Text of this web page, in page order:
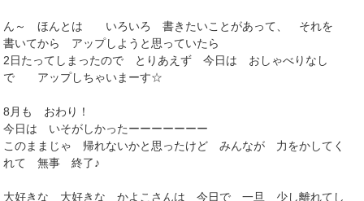
ん～ ほんとは いろいろ 書きたいことがあって、 それを
書いてから アップしようと思っていたら
2日たってしまったので とりあえず 今日は おしゃべりなし
で アップしちゃいまーす☆
8月も おわり！
今日は いそがしかったーーーーーーー
このままじゃ 帰れないかと思ったけど みんなが 力をかしてく
れて 無事 終了♪
大好きな 大好きな かよこさんは 今日で 一旦 少し離れてし